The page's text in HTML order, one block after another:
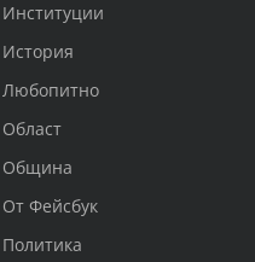
Институции
История
Любопитно
Област
Община
От Фейсбук
Политика